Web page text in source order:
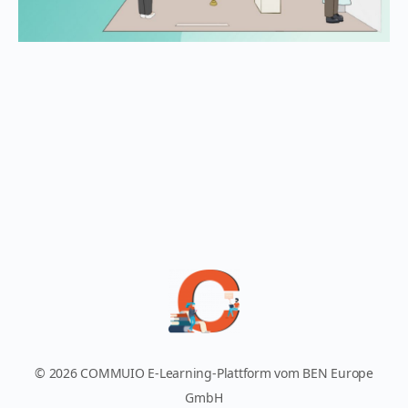
© 2026 COMMUIO E-Learning-Plattform vom BEN Europe
GmbH